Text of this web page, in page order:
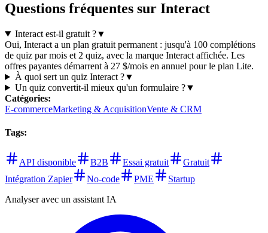
Questions fréquentes sur Interact
Interact est-il gratuit ?▼
Oui, Interact a un plan gratuit permanent : jusqu'à 100 complétions
de quiz par mois et 2 quiz, avec la marque Interact affichée. Les
offres payantes démarrent à 27 $/mois en annuel pour le plan Lite.
À quoi sert un quiz Interact ?▼
Un quiz convertit-il mieux qu'un formulaire ?▼
Catégories:
E-commerceMarketing & AcquisitionVente & CRM
Tags:
API disponible B2B Essai gratuit
Gratuit
Intégration Zapier
No-code PME
Startup
Analyser avec un assistant IA